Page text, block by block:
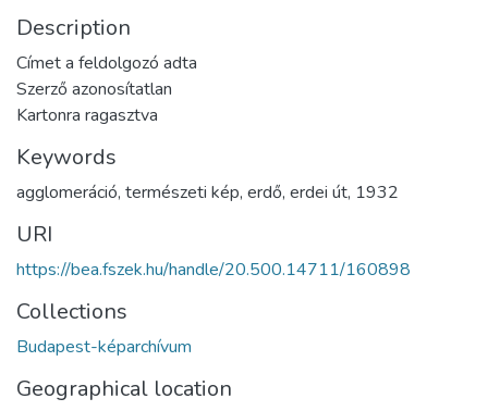
Description
Címet a feldolgozó adta
Szerző azonosítatlan
Kartonra ragasztva
Keywords
agglomeráció, természeti kép, erdő, erdei út, 1932
URI
https://bea.fszek.hu/handle/20.500.14711/160898
Collections
Budapest-képarchívum
Geographical location